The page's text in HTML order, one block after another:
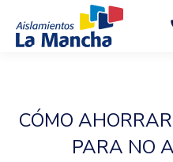
CÓMO
PARA NO